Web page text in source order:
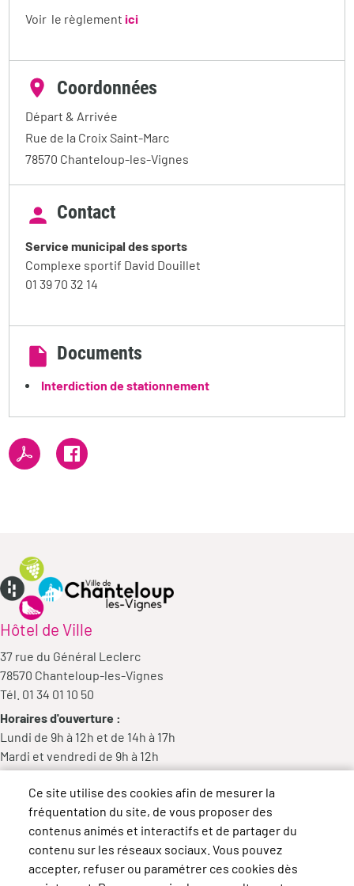
Voir le règlementici
Coordonnées
Départ & Arrivée
Rue de la Croix Saint-Marc
78570 Chanteloup-les-Vignes
Contact
Service municipal des sports
Complexe sportif David Douillet
01 39 70 32 14
Documents
Interdiction de stationnement
Hôtel de Ville
37 rue du Général Leclerc
78570 Chanteloup-les-Vignes
Tél. 01 34 01 10 50
Horaires d'ouverture :
Lundi de 9h à 12h et de 14h à 17h
Mardi et vendredi de 9h à 12h
Mercredi de 9h à 12h et de 14h à 18h
Jeudi de 14h à 17h
Ce site utilise des cookies afin de mesurer la
fréquentation du site, de vous proposer des
contenus animés et interactifs et de partager du
contenu sur les réseaux sociaux. Vous pouvez
accepter, refuser ou paramétrer ces cookies dès